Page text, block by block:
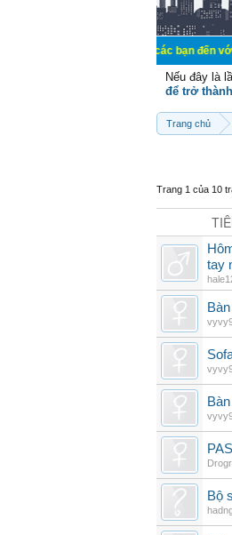
Chào mừng các bạn đến với Diễn
Nếu đây là
để trở
Trang chủ
Trang 1 của 10
tay
Bộ